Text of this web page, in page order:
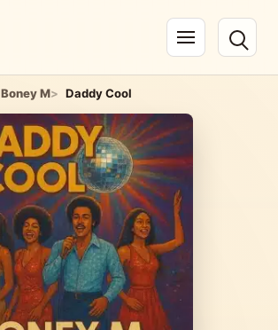
Navigation öffnen
Boney M Daddy Cool